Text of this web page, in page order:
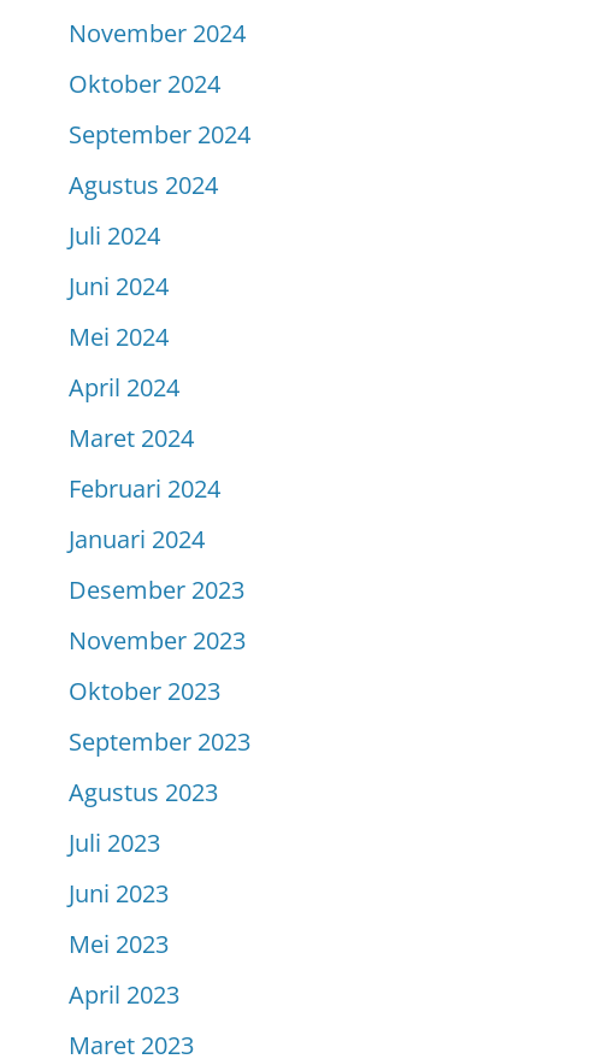
November 2024
Oktober 2024
September 2024
Agustus 2024
Juli 2024
Juni 2024
Mei 2024
April 2024
Maret 2024
Februari 2024
Januari 2024
Desember 2023
November 2023
Oktober 2023
September 2023
Agustus 2023
Juli 2023
Juni 2023
Mei 2023
April 2023
Maret 2023